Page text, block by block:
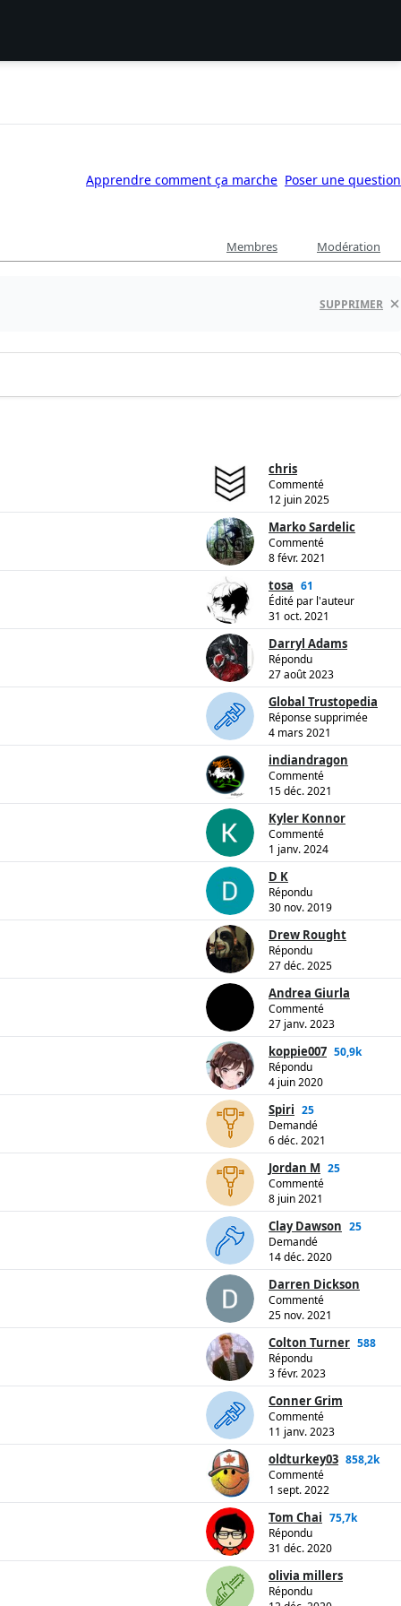
Apprendre comment ça marche Poser une question
Membres Modération
SUPPRIMER
chris
Commenté
12 juin 2025
Marko Sardelic
Commenté
8 févr. 2021
tosa 61
Édité par l'auteur
31 oct. 2021
Darryl Adams
Répondu
27 août 2023
Global Trustopedia
Réponse supprimée
4 mars 2021
indiandragon
Commenté
15 déc. 2021
Kyler Konnor
Commenté
1 janv. 2024
D K
Répondu
30 nov. 2019
Drew Rought
Répondu
27 déc. 2025
Andrea Giurla
Commenté
27 janv. 2023
koppie007 50,9k
Répondu
4 juin 2020
Spiri 25
Demandé
6 déc. 2021
Jordan M 25
Commenté
8 juin 2021
Clay Dawson 25
Demandé
14 déc. 2020
Darren Dickson
Commenté
25 nov. 2021
Colton Turner 588
Répondu
3 févr. 2023
Conner Grim
Commenté
11 janv. 2023
oldturkey03 858,2k
Commenté
1 sept. 2022
Tom Chai 75,7k
Répondu
31 déc. 2020
olivia millers
Répondu